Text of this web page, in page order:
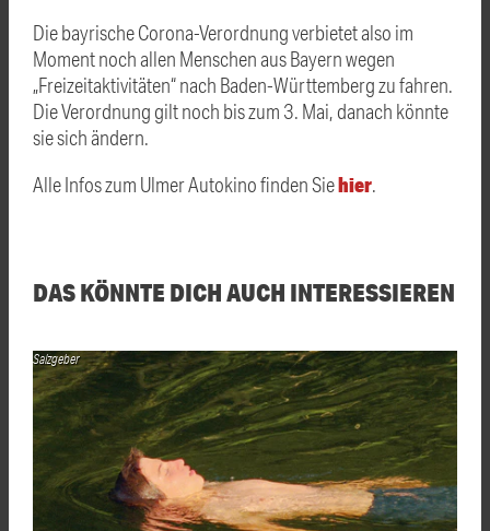
Die bayrische Corona-Verordnung verbietet also im
Moment noch allen Menschen aus Bayern wegen
„Freizeitaktivitäten“ nach Baden-Württemberg zu fahren.
Die Verordnung gilt noch bis zum 3. Mai, danach könnte
sie sich ändern.
Alle Infos zum Ulmer Autokino finden Siehier.
DAS KÖNNTE DICH AUCH INTERESSIEREN
Salzgeber